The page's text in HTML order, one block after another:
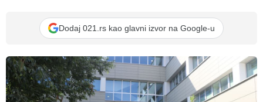
Dodaj 021.rs kao glavni izvor na Google-u